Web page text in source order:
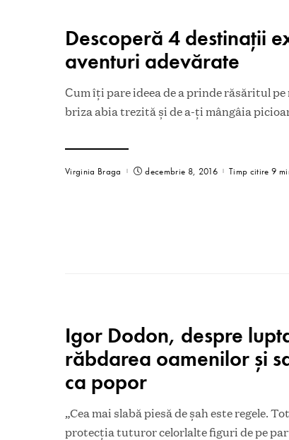
Descoperă 4 destinaţii
aventuri adevărate
Сum îţi pare ideea de a prinde răsăritul pe
briza abia trezită şi de a-ţi mângâia
Virginia Braga decembrie 8, 2016 Timp citire 9
Igor Dodon, despre
răbdarea oamenilor şi
ca popor
„Cea mai slabă piesă de şah este regele.
protecţia tuturor celorlalte figuri de pe